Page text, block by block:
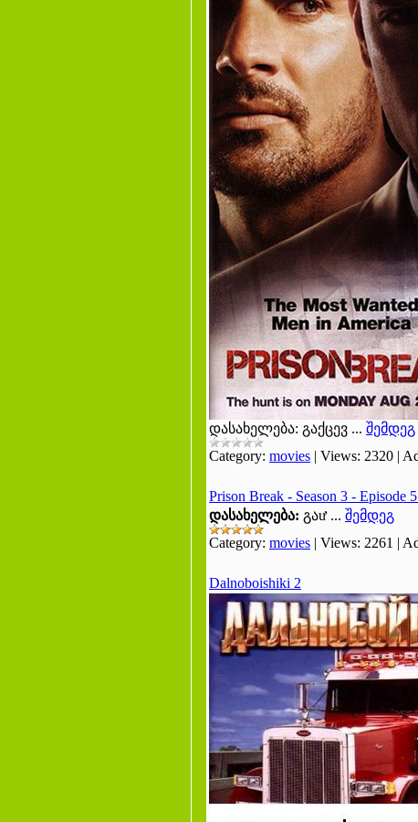
დასახელება: გაქცევ ... შემდეგ
Category: movies | Views: 2320 |
Prison Break - Season 3 - Episode
დასახელება: გაư ... შემდეგ
Category: movies | Views: 2261 |
Dalnoboishiki 2